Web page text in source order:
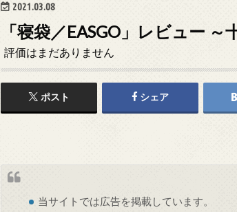
2021.03.08
「寝袋／EASGO」レビュー
評価はまだありません
ポスト シェア
当サイトでは広告を掲載しています。